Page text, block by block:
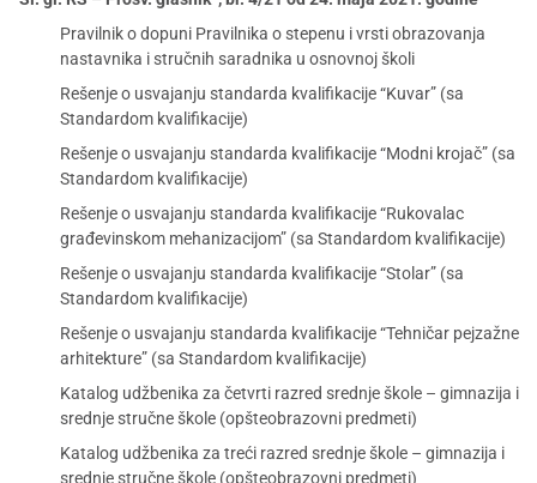
Pravilnik o dopuni Pravilnika o stepenu i vrsti obrazovanja
nastavnika i stručnih saradnika u osnovnoj školi
Rešenje o usvajanju standarda kvalifikacije “Kuvar” (sa
Standardom kvalifikacije)
Rešenje o usvajanju standarda kvalifikacije “Modni krojač” (sa
Standardom kvalifikacije)
Rešenje o usvajanju standarda kvalifikacije “Rukovalac
građevinskom mehanizacijom” (sa Standardom kvalifikacije)
Rešenje o usvajanju standarda kvalifikacije “Stolar” (sa
Standardom kvalifikacije)
Rešenje o usvajanju standarda kvalifikacije “Tehničar pejzažne
arhitekture” (sa Standardom kvalifikacije)
Katalog udžbenika za četvrti razred srednje škole – gimnazija i
srednje stručne škole (opšteobrazovni predmeti)
Katalog udžbenika za treći razred srednje škole – gimnazija i
srednje stručne škole (opšteobrazovni predmeti)